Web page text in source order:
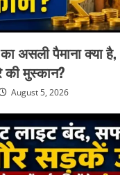
असली पैमाना क्या
की मुस्कान?
August 5, 2026